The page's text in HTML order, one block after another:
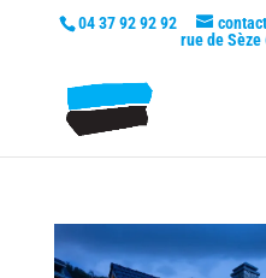
04 37 92 92 92
rue de Sèze